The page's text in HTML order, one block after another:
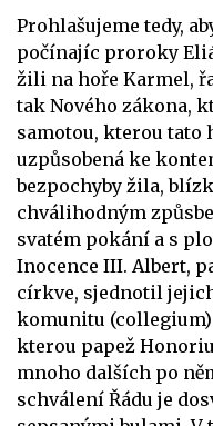
Prohlašujeme tedy,
počínajíc proroky
žili na hoře Karmel,
tak Nového zákona,
samotou, kterou tato
uzpůsobená ke
bezpochyby žila,
chválihodným
svatém pokání a s
Inocence III. Albert,
církve, sjednotil
komunitu
kterou papež
mnoho dalších po
schválení Řádu je